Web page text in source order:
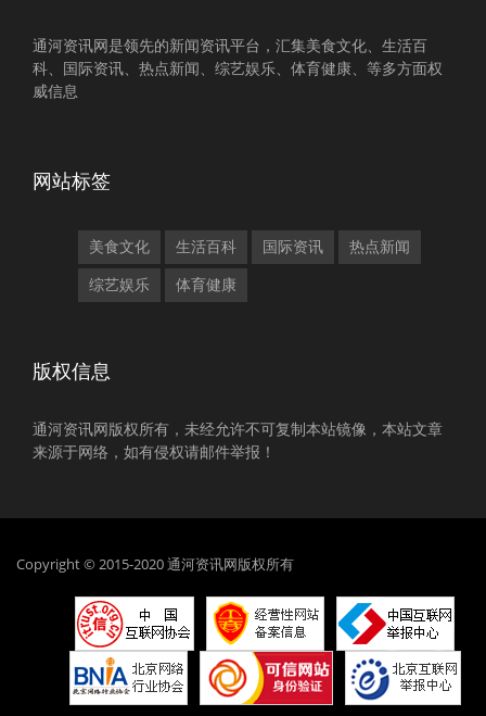
通河资讯网是领先的新闻资讯平台，汇集美食文化、生活百
科、国际资讯、热点新闻、综艺娱乐、体育健康、等多方面权
威信息
网站标签
美食文化 生活百科 国际资讯 热点新闻
综艺娱乐 体育健康
版权信息
通河资讯网版权所有，未经允许不可复制本站镜像，本站文章
来源于网络，如有侵权请邮件举报！
Copyright © 2015-2020 通河资讯网版权所有